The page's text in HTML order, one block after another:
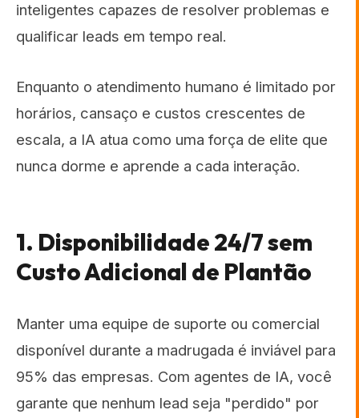
inteligentes capazes de resolver problemas e
qualificar leads em tempo real.
Enquanto o atendimento humano é limitado por
horários, cansaço e custos crescentes de
escala, a IA atua como uma força de elite que
nunca dorme e aprende a cada interação.
1. Disponibilidade 24/7 sem
Custo Adicional de Plantão
Manter uma equipe de suporte ou comercial
disponível durante a madrugada é inviável para
95% das empresas. Com agentes de IA, você
garante que nenhum lead seja "perdido" por